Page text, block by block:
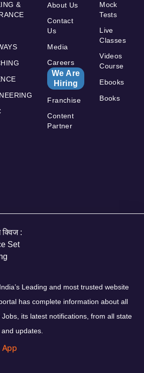
&
About Us
Contact
Us
Media
Careers
We Are
Hiring
Franchise
Content
Partner
Mock
Tests
Live
Classes
Videos
Course
Ebooks
Books
Leading and most trusted website
has complete information about all
its latest notifications, from all state
updates.